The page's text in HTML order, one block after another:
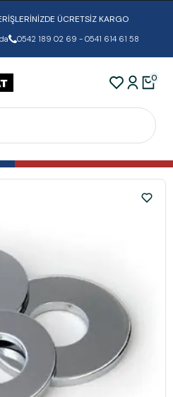
ÜCRETSİZ KARGO
0542 189 02 69 - 0541 614 61 58
0